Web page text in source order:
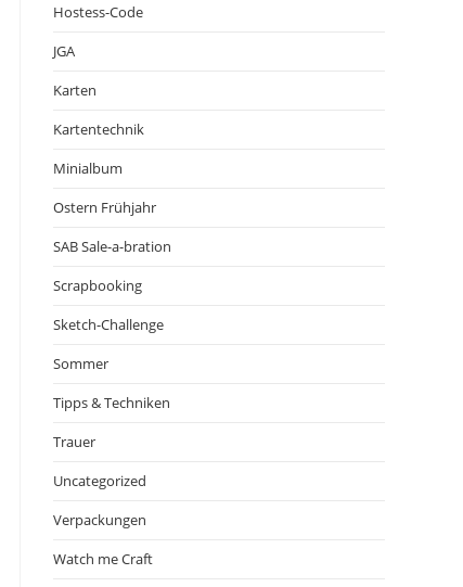
Hostess-Code
JGA
Karten
Kartentechnik
Minialbum
Ostern Frühjahr
SAB Sale-a-bration
Scrapbooking
Sketch-Challenge
Sommer
Tipps & Techniken
Trauer
Uncategorized
Verpackungen
Watch me Craft